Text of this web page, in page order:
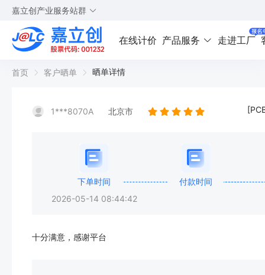
嘉立创产业服务站群
在线计价 产品服务 走进工厂
首页 客户晒单 晒单详情
1***8070A 北京市
下单时间
2026-05-14 08:44:42
付款时间
十分满意，感谢平台